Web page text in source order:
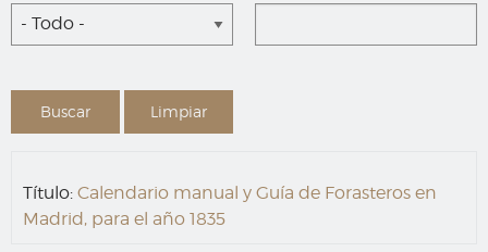
- Todo -
Título: Calendario manual y Guía de Forasteros en
Madrid, para el año 1835